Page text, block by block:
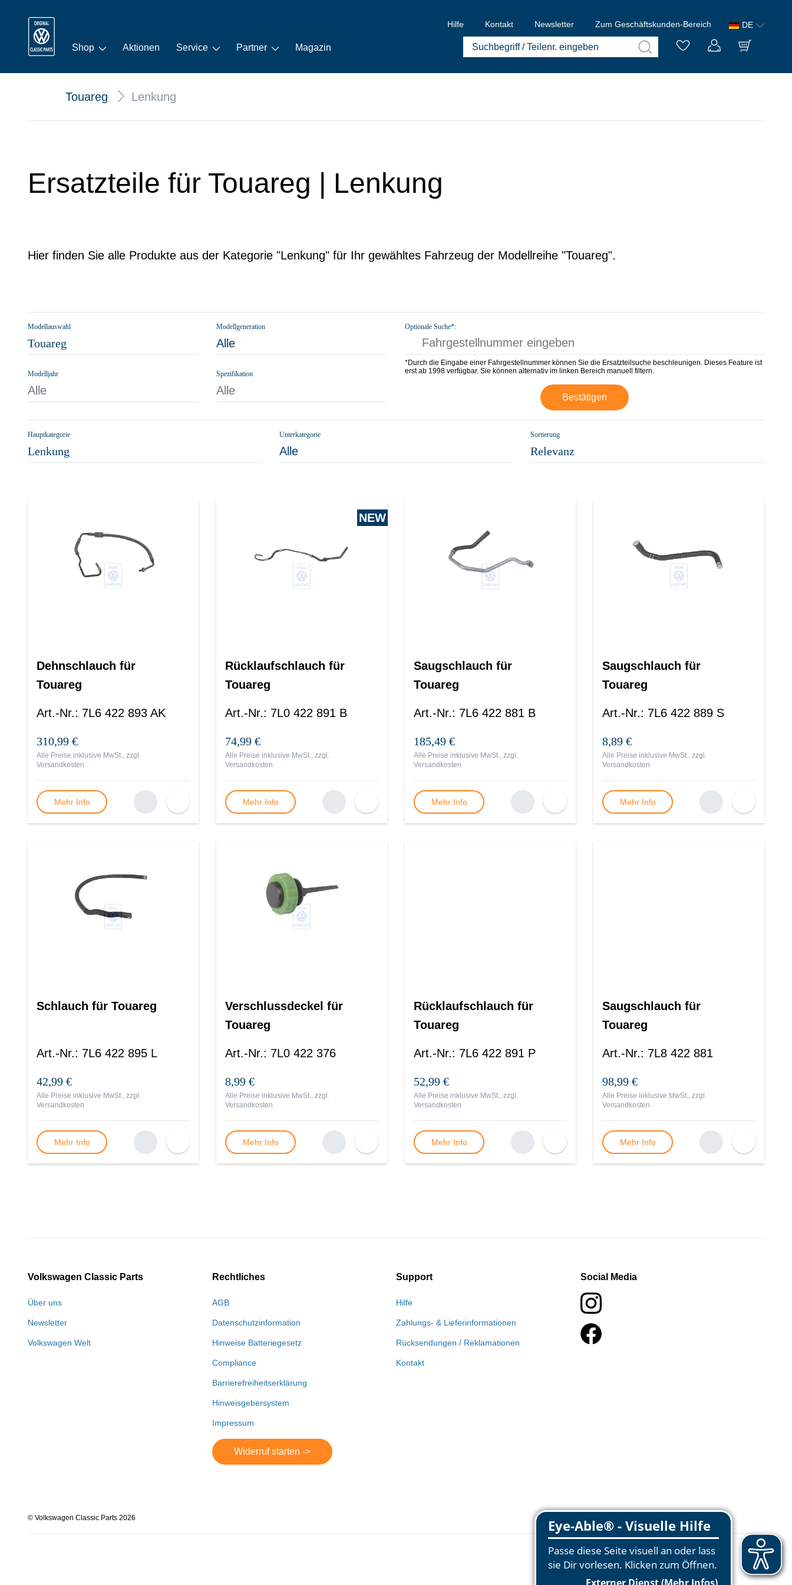
Hilfe Kontakt Newsletter Zum Geschäftskunden-Bereich DE
Shop Aktionen Service Partner Magazin
Touareg Lenkung
Ersatzteile für Touareg | Lenkung
Hier finden Sie alle Produkte aus der Kategorie "Lenkung" für Ihr gewähltes Fahrzeug der Modellreihe "Touareg".
Modellauswahl
Touareg
Modellgeneration
Alle
Modelljahr
Alle
Spezifikation
Alle
Optionale Suche*:
*Durch die Eingabe einer Fahrgestellnummer können Sie die Ersatzteilsuche beschleunigen. Dieses Feature ist
erst ab 1998 verfügbar. Sie können alternativ im linken Bereich manuell filtern.
Bestätigen
Hauptkategorie
Lenkung
Unterkategorie
Alle
Sortierung
Relevanz
Dehnschlauch für
Touareg
Art.-Nr.: 7L6 422 893 AK
310,99 €
Alle Preise inklusive MwSt., zzgl.
Versandkosten
Mehr Info
NEW
Rücklaufschlauch für
Touareg
Art.-Nr.: 7L0 422 891 B
74,99 €
Alle Preise inklusive MwSt., zzgl.
Versandkosten
Mehr Info
Saugschlauch für
Touareg
Art.-Nr.: 7L6 422 881 B
185,49 €
Alle Preise inklusive MwSt., zzgl.
Versandkosten
Mehr Info
Saugschlauch für
Touareg
Art.-Nr.: 7L6 422 889 S
8,89 €
Alle Preise inklusive MwSt., zzgl.
Versandkosten
Mehr Info
Schlauch für Touareg
Art.-Nr.: 7L6 422 895 L
42,99 €
Alle Preise inklusive MwSt., zzgl.
Versandkosten
Mehr Info
Verschlussdeckel für
Touareg
Art.-Nr.: 7L0 422 376
8,99 €
Alle Preise inklusive MwSt., zzgl.
Versandkosten
Mehr Info
Rücklaufschlauch für
Touareg
Art.-Nr.: 7L6 422 891 P
52,99 €
Alle Preise inklusive MwSt., zzgl.
Versandkosten
Mehr Info
Saugschlauch für
Touareg
Art.-Nr.: 7L8 422 881
98,99 €
Alle Preise inklusive MwSt., zzgl.
Versandkosten
Mehr Info
Volkswagen Classic Parts
Über uns
Newsletter
Volkswagen Welt
Rechtliches
AGB
Datenschutzinformation
Hinweise Batteriegesetz
Compliance
Barrierefreiheitserklärung
Hinweisgebersystem
Impressum
Widerruf starten ->
Support
Hilfe
Zahlungs- & Lieferinformationen
Rücksendungen / Reklamationen
Kontakt
Social Media
© Volkswagen Classic Parts 2026